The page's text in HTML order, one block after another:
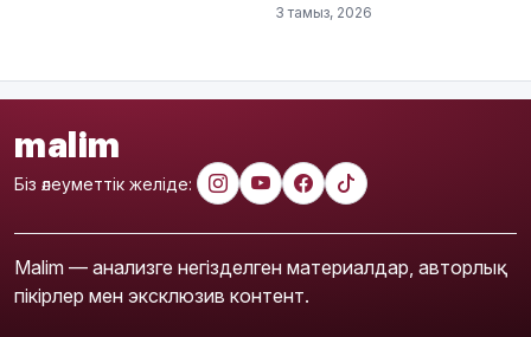
3 тамыз, 2026
malim
Біз әлеуметтік желіде:
Malim — анализге негізделген материалдар, авторлық
пікірлер мен эксклюзив контент.